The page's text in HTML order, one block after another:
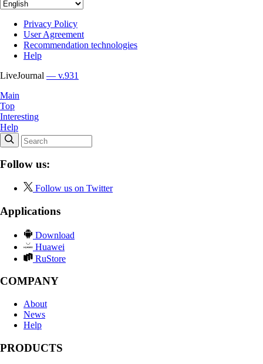
Privacy Policy
User Agreement
Recommendation technologies
Help
LiveJournal — v.931
Main
Top
Interesting
Help
Follow us:
Follow us on Twitter
Applications
Download
Huawei
RuStore
COMPANY
About
News
Help
PRODUCTS